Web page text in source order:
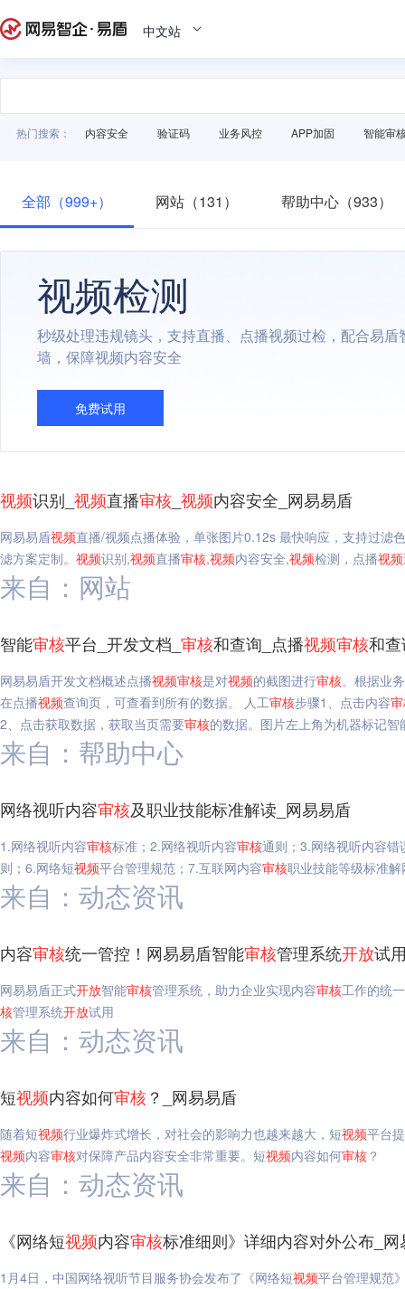
中文站
热门搜索： 内容安全 验证码 业务风控 APP加固 智能审
全部（999+） 网站（131） 帮助中心（933）
视频检测
秒级处理违规镜头，支持直播、点播视频过检，配合易盾
墙，保障视频内容安全
免费试用
视频识别_ 视频直播审核 视频内容安全_网易易盾
网易易盾视频直播/视频点播体验，单张图片0.12s 最快响应，支持过滤
滤方案定制。 视频识别,视频直播审核,视频内容安全,视频检测，点播视频
来自：网站
智能审核平台_开发文档_ 审核和查询_点播视频审核和
网易易盾开发文档概述点播视频审核是对视频的截图进行审核。根据业
在点播视频查询页，可查看到所有的数据。 人工审核步骤1、点击内容
2、点击获取数据，获取当页需要审核的数据。图片左上角为机器标记智
来自：帮助中心
网络视听内容审核及职业技能标准解读_网易易盾
1.网络视听内容审核标准；2.网络视听内容审核通则；3.网络视听内容
则；6.网络短视频平台管理规范；7.互联网内容审核职业技能等级标准
来自：动态资讯
内容审核统一管控！网易易盾智能审核管理系统开放试
网易易盾正式开放智能审核管理系统，助力企业实现内容审核工作的统
核管理系统开放试用
来自：动态资讯
短视频内容如何审核？_网易易盾
随着短视频行业爆炸式增长，对社会的影响力也越来越大，短视频平台
视频内容审核对保障产品内容安全非常重要。短视频内容如何审核 ？
来自：动态资讯
《网络短视频内容审核标准细则》详细内容对外公布_网
1月4日，中国网络视听节目服务协会发布了《网络短视频平台管理规范